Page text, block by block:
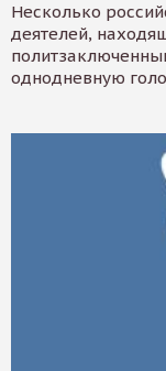
Несколько
деятелей,
однодневную